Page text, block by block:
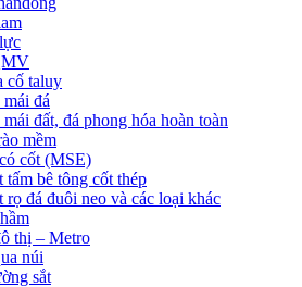
cố taluy
đá
đất, đá phong hóa hoàn toàn
mềm
cốt (MSE)
tấm bê tông cốt thép
rọ đá đuôi neo và các loại khác
thị – Metro
núi
sắt